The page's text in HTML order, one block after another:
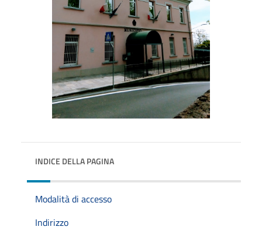
INDICE DELLA PAGINA
Modalità di accesso
Indirizzo